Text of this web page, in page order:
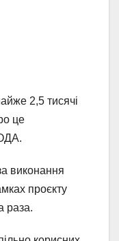
2,5 тисячі
це
виконання
проєкту
раза.